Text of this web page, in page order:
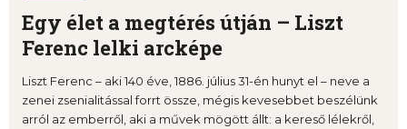
Egy élet a megtérés útján – Liszt
Ferenc lelki arcképe
Liszt Ferenc – aki 140 éve, 1886. július 31-én hunyt el – neve a
zenei zsenialitással forrt össze, mégis kevesebbet beszélünk
arról az emberről, aki a művek mögött állt: a kereső lélekről,